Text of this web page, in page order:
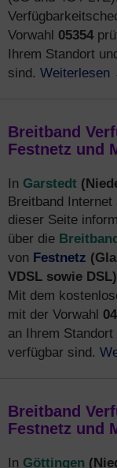
Vorwahl 05354
Ihrem Standort
sind. Weiterlesen
Breitband
Festnetz und
In Garstedt
Breitband Internet
dieser Seite
über die
von Festnetz
VDSL sowie DSL)
Mit dem
mit der Vorwahl
an Ihrem
verfügbar sind.
Breitband
Festnetz und
In Göttingen